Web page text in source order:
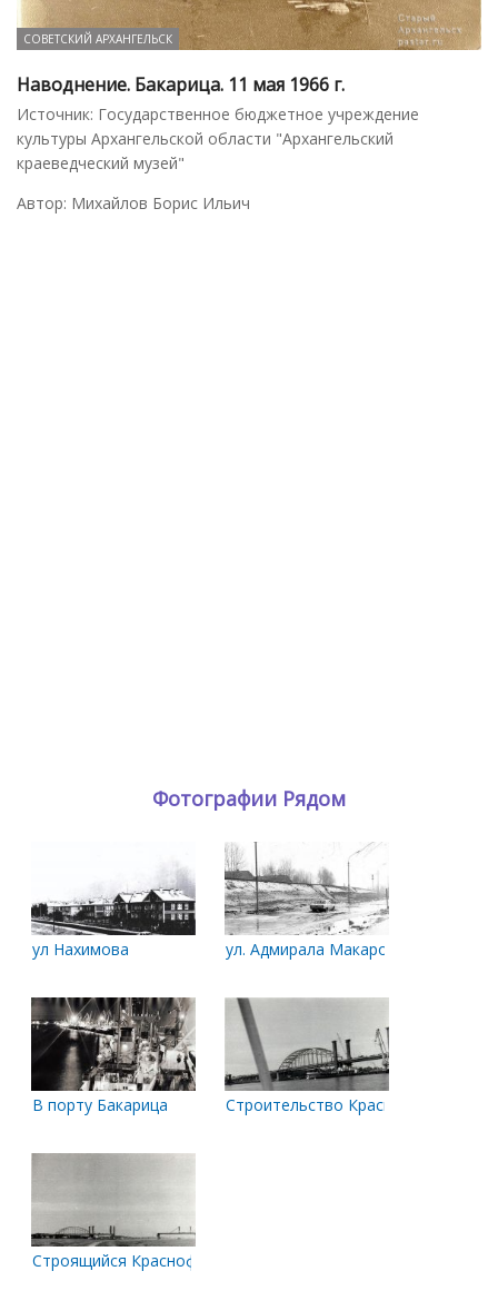
СОВЕТСКИЙ АРХАНГЕЛЬСК
Наводнение. Бакарица. 11 мая 1966 г.
Источник: Государственное бюджетное учреждение
культуры Архангельской области "Архангельский
краеведческий музей"
Автор: Михайлов Борис Ильич
Фотографии Рядом
ул Нахимова ул. Адмирала Макарова
В порту Бакарица Строительство Краснофлотского
Строящийся Краснофлотский мост. 1989 г.